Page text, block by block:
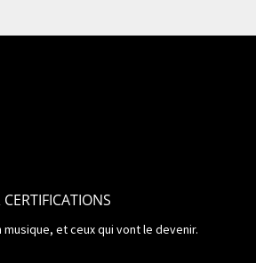
et ceux qui vont le devenir.